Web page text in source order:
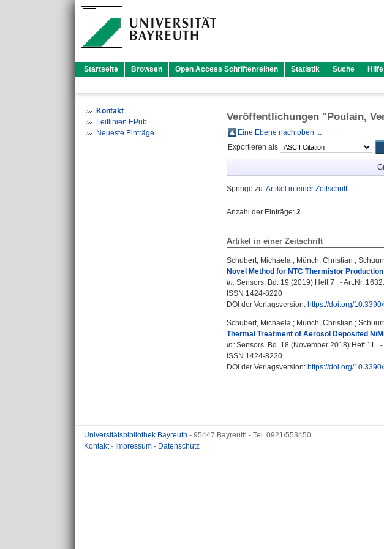
Startseite Browsen Open Access Schriftenreihen Statistik Suche Hilfe
Kontakt
Leitlinien EPub
Neueste Einträge
Veröffentlichungen "Poulain,
Eine Ebene nach oben ...
Exportieren als
Springe zu:Artikel in einer Zeitschrift
Anzahl der Einträge: 2.
Artikel in einer Zeitschrift
Schubert, Michaela ; Münch, Christian ;
Novel Method for NTC Thermistor
In: Sensors. Bd. 19 (2019) Heft 7 . - Art.Nr. 1632.
ISSN 1424-8220
DOI der Verlagsversion: https://doi.org/
Schubert, Michaela ; Münch, Christian ;
Thermal Treatment of Aerosol Deposited
In: Sensors. Bd. 18 (November 2018) Heft 11 .
ISSN 1424-8220
DOI der Verlagsversion: https://doi.org/
Universitätsbibliothek Bayreuth - 95447 Bayreuth - Tel. 0921/553450
Kontakt- Impressum - Datenschutz